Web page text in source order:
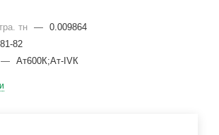
тн — 0.009864
82
— Ат600К;Ат-IVК